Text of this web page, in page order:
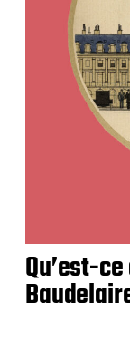
Qu’est-